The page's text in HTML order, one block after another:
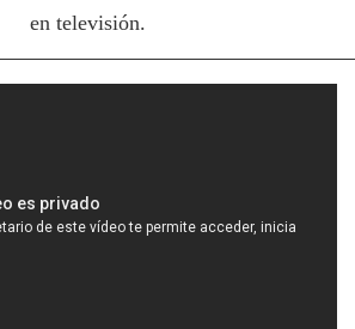
en televisión.